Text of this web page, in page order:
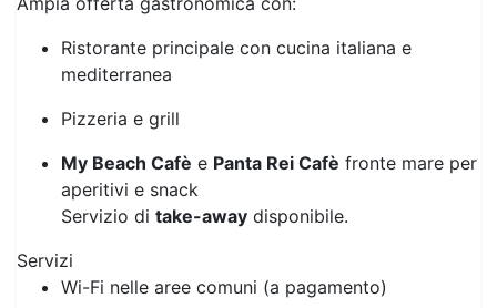
Tutte le unità dispongono di bagno privato, TV,
alcune con angolo cottura e aria condizionata (a
pagamento).
Ristorante
Ampia offerta gastronomica con:
Ristorante principale con cucina italiana e
mediterranea
Pizzeria e grill
My Beach Cafè ePanta Rei Cafèfronte mare per